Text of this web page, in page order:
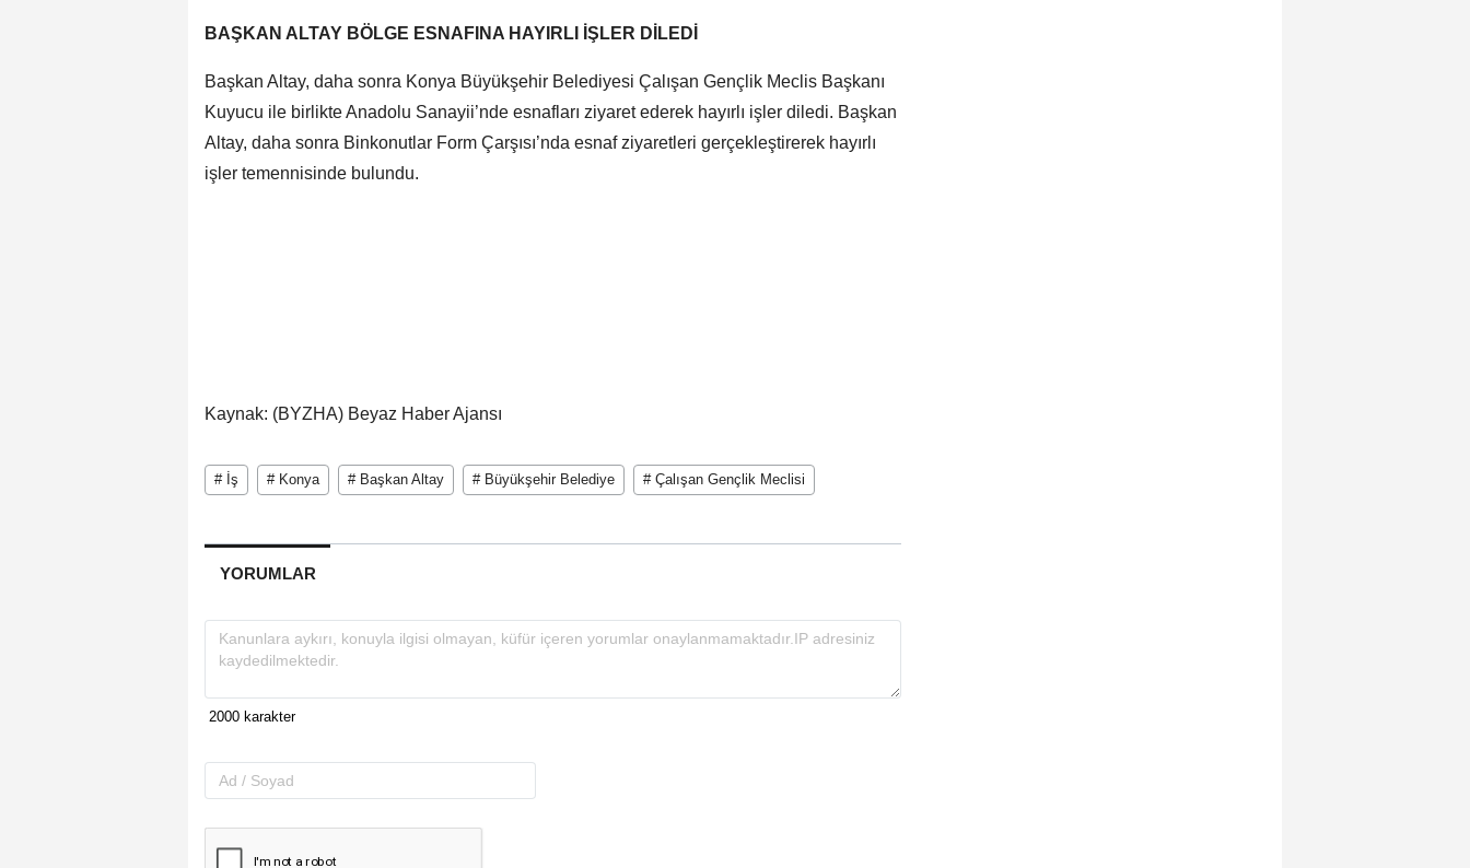
BAŞKAN ALTAY BÖLGE ESNAFINA HAYIRLI İŞLER DİLEDİ
Başkan Altay, daha sonra Konya Büyükşehir Belediyesi Çalışan Gençlik Meclis Başkanı
Kuyucu ile birlikte Anadolu Sanayii’nde esnafları ziyaret ederek hayırlı işler diledi. Başkan
Altay, daha sonra Binkonutlar Form Çarşısı’nda esnaf ziyaretleri gerçekleştirerek hayırlı
işler temennisinde bulundu.
Kaynak: (BYZHA) Beyaz Haber Ajansı
# İş # Konya # Başkan Altay # Büyükşehir Belediye # Çalışan Gençlik Meclisi
YORUMLAR